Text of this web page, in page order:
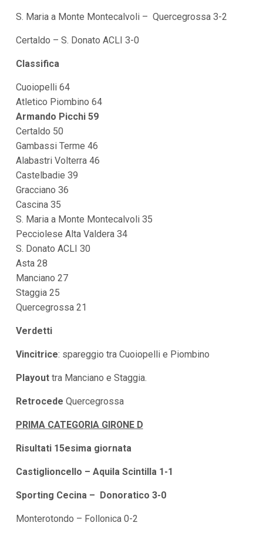
p
l
V
i
n
o
n
d
o
S. Maria a Monte Montecalvoli – Quercegrossa 3-2
Certaldo – S. Donato ACLI 3-0
Classifica
Cuoiopelli 64
Atletico Piombino 64
Armando Picchi 59
Certaldo 50
Gambassi Terme 46
Alabastri Volterra 46
Castelbadie 39
Gracciano 36
Cascina 35
S. Maria a Monte Montecalvoli 35
Pecciolese Alta Valdera 34
S. Donato ACLI 30
Asta 28
Manciano 27
Staggia 25
Quercegrossa 21
Verdetti
Vincitrice: spareggio tra Cuoiopelli e Piombino
Playouttra Manciano e Staggia.
Retrocede Quercegrossa
PRIMA CATEGORIA GIRONE D
Risultati 15esima giornata
Castiglioncello – Aquila Scintilla 1-1
Sporting Cecina – Donoratico 3-0
Monterotondo – Follonica 0-2